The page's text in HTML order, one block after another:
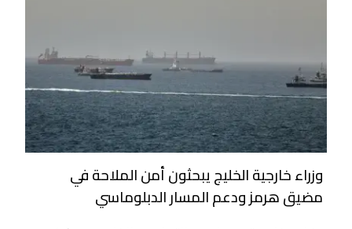
وزراء خارجية الخليج يبحثون أمن الملاحة في
مضيق هرمز ودعم المسار الدبلوماسي